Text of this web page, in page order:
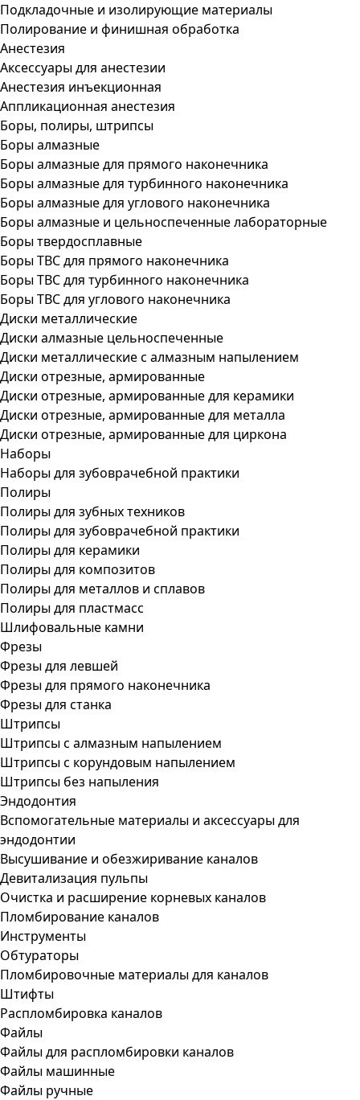
Подкладочные и изолирующие материалы
Полирование и финишная обработка
Анестезия
Аксессуары для анестезии
Анестезия инъекционная
Аппликационная анестезия
Боры, полиры, штрипсы
Боры алмазные
Боры алмазные для прямого наконечника
Боры алмазные для турбинного наконечника
Боры алмазные для углового наконечника
Боры алмазные и цельноспеченные лабораторные
Боры твердосплавные
Боры ТВС для прямого наконечника
Боры ТВС для турбинного наконечника
Боры ТВС для углового наконечника
Диски металлические
Диски алмазные цельноспеченные
Диски металлические с алмазным напылением
Диски отрезные, армированные
Диски отрезные, армированные для керамики
Диски отрезные, армированные для металла
Диски отрезные, армированные для циркона
Наборы
Наборы для зубоврачебной практики
Полиры
Полиры для зубных техников
Полиры для зубоврачебной практики
Полиры для керамики
Полиры для композитов
Полиры для металлов и сплавов
Полиры для пластмасс
Шлифовальные камни
Фрезы
Фрезы для левшей
Фрезы для прямого наконечника
Фрезы для станка
Штрипсы
Штрипсы c алмазным напылением
Штрипсы c корундовым напылением
Штрипсы без напыления
Эндодонтия
Вспомогательные материалы и аксессуары для
эндодонтии
Высушивание и обезжиривание каналов
Девитализация пульпы
Очистка и расширение корневых каналов
Пломбирование каналов
Инструменты
Обтураторы
Пломбировочные материалы для каналов
Штифты
Распломбировка каналов
Файлы
Файлы для распломбировки каналов
Файлы машинные
Файлы ручные